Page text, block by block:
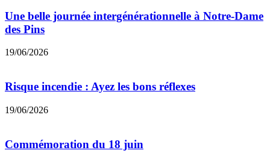
Une belle journée intergénérationnelle à Notre-Dame
des Pins
19/06/2026
Risque incendie : Ayez les bons réflexes
19/06/2026
Commémoration du 18 juin